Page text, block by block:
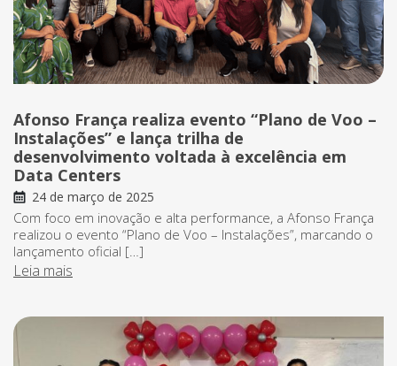
Afonso França realiza evento “Plano de Voo –
Instalações” e lança trilha de
desenvolvimento voltada à excelência em
Data Centers
24 de março de 2025
Com foco em inovação e alta performance, a Afonso França
realizou o evento “Plano de Voo – Instalações”, marcando o
lançamento oficial […]
Leia mais